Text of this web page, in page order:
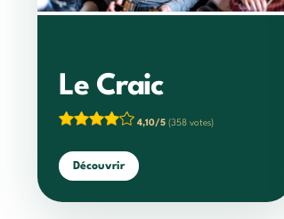
Le Craic
4,10/5 (358 votes)
Découvrir